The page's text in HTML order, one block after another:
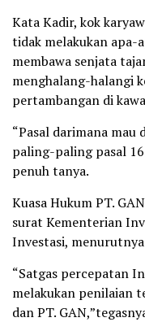
Kata Kadir, kok
tidak melakukan apa-
membawa senjata
menghalang-halangi
pertambangan di
“Pasal darimana mau
paling-paling pasal
penuh tanya.
Kuasa Hukum PT.
surat Kementerian
Investasi,
“Satgas percepatan
melakukan penilaian
dan PT.